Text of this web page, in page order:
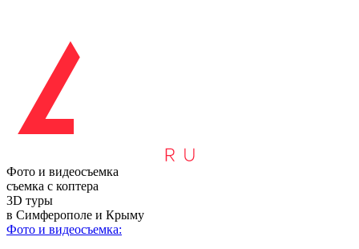
Фото и видеосъемка
съемка с коптера
3D туры
в Симферополе и Крыму
Фото и видеосъемка: